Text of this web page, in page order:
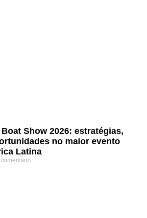
Show 2026: estratégias,
no maior evento
Latina